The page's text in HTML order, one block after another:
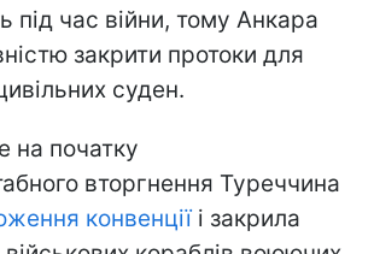
під час війни, тому Анкара
закрити протоки для
суден.
на початку
вторгнення Туреччина
конвенціїі закрила